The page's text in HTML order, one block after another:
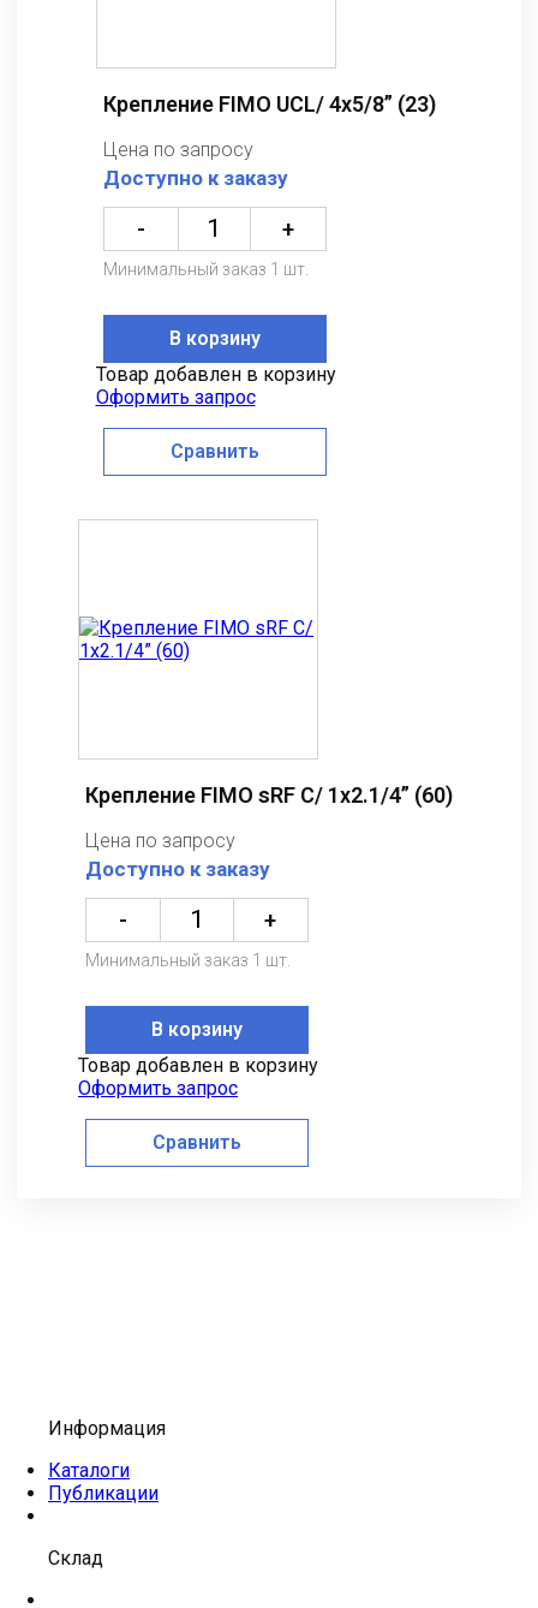
Крепление FIMO UCL/ 4x5/8” (23)
Цена по запросу
Доступно к заказу
- +
Минимальный заказ 1 шт.
В корзину
Товар добавлен в корзину
Оформить запрос
Сравнить
Крепление FIMO sRF C/ 1x2.1/4” (60)
Цена по запросу
Доступно к заказу
- +
Минимальный заказ 1 шт.
В корзину
Товар добавлен в корзину
Оформить запрос
Сравнить
Информация
Каталоги
Публикации
Склад